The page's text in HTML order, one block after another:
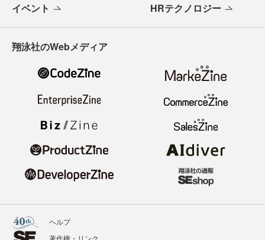
イベント HRテクノロジー
翔泳社のWebメディア
ヘルプ
著作権・リンク